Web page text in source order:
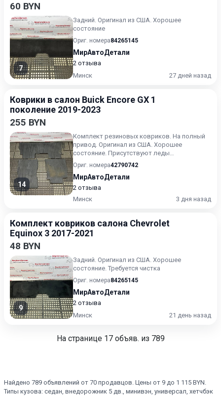
60 BYN
7
Задний. Оригинал из США. Хорошее
состояние
Ориг. номера84265145
МирАвтоДетали
2 отзыва
Минск
27 дней назад
Коврики в салон Buick Encore GX 1
поколение 2019-2023
255 BYN
14
Комплект резиновых ковриков. На полный
привод. Оригинал из США. Хорошее
состояние. Присутствуют леды
эксплуатации. Продажа комплектом. Цена...
Ориг. номера42790742
МирАвтоДетали
2 отзыва
Минск
3 дня назад
Комплект ковриков салона Chevrolet
Equinox 3 2017-2021
48 BYN
9
Задний. Оригинал из США. Хорошее
состояние. Требуется чистка
Ориг. номера84265145
МирАвтоДетали
2 отзыва
Минск
21 день назад
На странице 17объяв. из 789
Найдено 789 объявлений от 70 продавцов. Цены от 9 до 1 115 BYN.
Типы кузова: седан, внедорожник 5 дв., минивэн, универсал, хетчбэк